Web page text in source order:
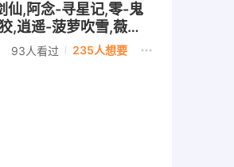
仙,阿念-寻星记,零-鬼
,逍遥-菠萝吹雪,薇薇
93人看过 235人想要